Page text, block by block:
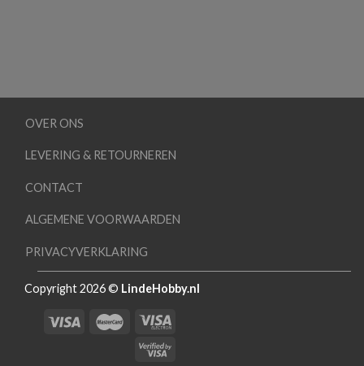
OVER ONS
LEVERING & RETOURNEREN
CONTACT
ALGEMENE VOORWAARDEN
PRIVACYVERKLARING
Copyright 2026 © LindeHobby.nl